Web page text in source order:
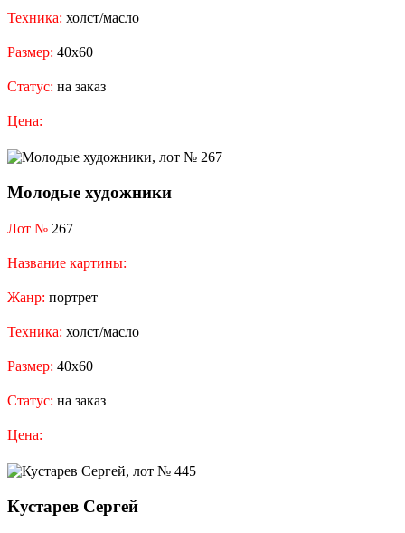
Техника: холст/масло
Размер: 40х60
Статус: на заказ
Цена:
Молодые художники
Лот № 267
Название картины:
Жанр: портрет
Техника: холст/масло
Размер: 40х60
Статус: на заказ
Цена:
Кустарев Сергей